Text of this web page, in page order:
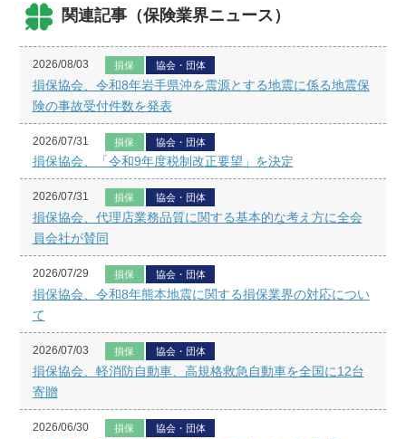
関連記事（保険業界ニュース）
2026/08/03 損保 協会・団体
損保協会、令和8年岩手県沖を震源とする地震に係る地震保
険の事故受付件数を発表
2026/07/31 損保 協会・団体
損保協会、「令和9年度税制改正要望」を決定
2026/07/31 損保 協会・団体
損保協会、代理店業務品質に関する基本的な考え方に全会
員会社が賛同
2026/07/29 損保 協会・団体
損保協会、令和8年熊本地震に関する損保業界の対応につい
て
2026/07/03 損保 協会・団体
損保協会、軽消防自動車、高規格救急自動車を全国に12台
寄贈
2026/06/30 損保 協会・団体